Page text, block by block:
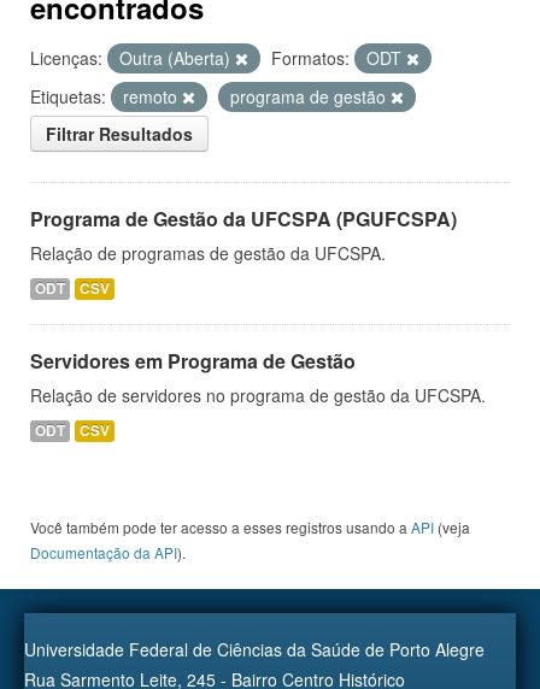
Licenças: Outra (Aberta) Formatos:
ODT
Etiquetas:
remoto
programa de gestão
Filtrar Resultados
Programa de Gestão da UFCSPA (PGUFCSPA)
Relação de programas de gestão da UFCSPA.
ODT CSV
Servidores em Programa de Gestão
Relação de servidores no programa de gestão da UFCSPA.
ODT CSV
Você também pode ter acesso a esses registros usando a API (veja
Documentação da API).
Universidade Federal de Ciências da Saúde de Porto Alegre
Rua Sarmento Leite, 245 - Bairro Centro Histórico